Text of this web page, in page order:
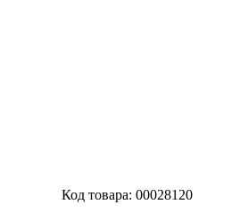
Код товара:00028120